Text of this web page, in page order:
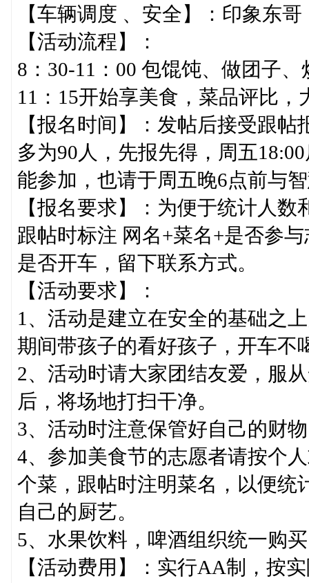
【车辆调度 、安全】：印象东
【活动流程】：
8：30-11：00 包馄饨、做团子、
11：15开始享美食，菜品评比，
【报名时间】：发帖后接受跟
多为90人，先报先得，周五
能参加，也请于周五晚6点前与
【报名要求】：为便于统计人
跟帖时标注 网名+菜名+是否参
是否开车，留下联系方式。
【活动要求】：
1、活动是建立在安全的基础之
期间带孩子的看好孩子，开车不
2、活动时请大家团结友爱，服
后，将场地打扫干净。
3、活动时注意保管好自己的财
4、参加美食节的志愿者请按个
个菜，跟帖时注明菜名，以便统
自己的厨艺。
5、水果饮料，啤酒组织统一购买
【活动费用】：实行AA制，按